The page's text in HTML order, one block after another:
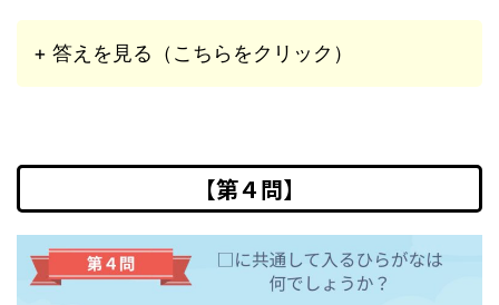
+ 答えを見る（こちらをクリック）
【第４問】